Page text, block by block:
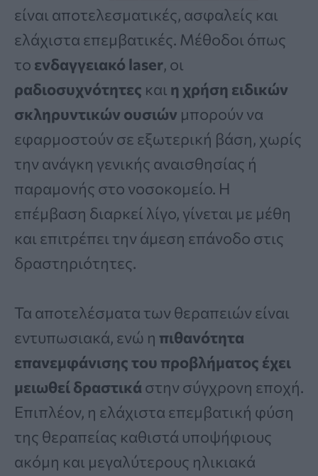
είναι αποτελεσματικές, ασφαλείς και
ελάχιστα επεμβατικές. Μέθοδοι όπως
το ενδαγγειακό laser, οι
ραδιοσυχνότητες και η χρήση ειδικών
σκληρυντικών ουσιών μπορούν να
εφαρμοστούν σε εξωτερική βάση, χωρίς
την ανάγκη γενικής αναισθησίας ή
παραμονής στο νοσοκομείο. Η
επέμβαση διαρκεί λίγο, γίνεται με μέθη
και επιτρέπει την άμεση επάνοδο στις
δραστηριότητες.
Τα αποτελέσματα των θεραπειών είναι
εντυπωσιακά, ενώ η πιθανότητα
επανεμφάνισης του προβλήματος έχει
μειωθεί δραστικά στην σύγχρονη εποχή.
Επιπλέον, η ελάχιστα επεμβατική φύση
της θεραπείας καθιστά υποψήφιους
ακόμη και μεγαλύτερους ηλικιακά